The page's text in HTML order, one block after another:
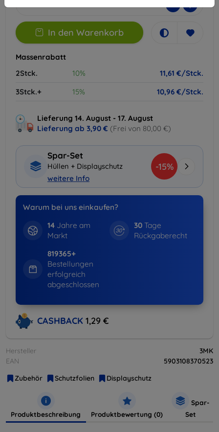
- +
In den Warenkorb
Massenrabatt
2Stck.
10%
11,61 €/Stck.
3Stck.+
15% 10,96 €/Stck.
Lieferung 14. August - 17. August
Lieferung ab 3,90 € (Frei von 80,00 €)
Spar-Set
Hüllen + Displayschutz
weitere Info
-15%
Warum bei uns einkaufen?
14Jahre am
Markt
30 Tage
Rückgaberecht
819365+
Bestellungen
erfolgreich
abgeschlossen
CASHBACK 1,29 €
Hersteller
3MK
EAN
5903108370523
Zubehör
Schutzfolien Displayschutz
Produktbeschreibung Produktbewertung (0)
Spar-
Set